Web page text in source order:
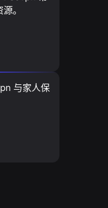
。
与家人保